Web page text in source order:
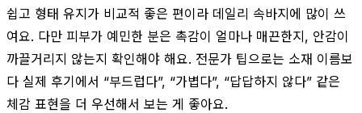
쉽고 형태 유지가 비교적 좋은 편이라 데일리 속바지에 많이 쓰
여요. 다만 피부가 예민한 분은 촉감이 얼마나 매끈한지, 안감이
까끌거리지 않는지 확인해야 해요. 전문가 팁으로는 소재 이름보
다 실제 후기에서 “부드럽다”, “가볍다”, “답답하지 않다” 같은
체감 표현을 더 우선해서 보는 게 좋아요.